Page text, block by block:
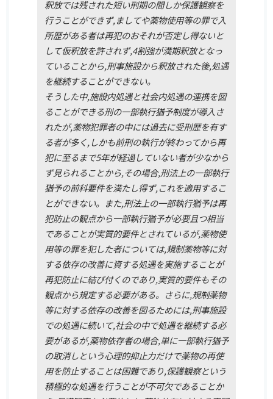
釈放では残された短い刑期の間しか保護観察を
行うことができず,ましてや薬物使用等の罪で入
所歴がある者は再犯のおそれが否定し得ないと
して仮釈放を許されず,4割強が満期釈放となっ
ていることから,刑事施設から釈放された後,処遇
を継続することができない。
そうした中,施設内処遇と社会内処遇の連携を図
ることができる刑の一部執行猶予制度が導入さ
れたが,薬物犯罪者の中には過去に受刑歴を有す
る者が多く,しかも前刑の執行が終わってから再
犯に至るまで5年が経過していない者が少なから
ず見られることから,その場合,刑法上の一部執行
猶予の前科要件を満たし得ず,これを適用するこ
とができない。また,刑法上の一部執行猶予は再
犯防止の観点から一部執行猶予が必要且つ相当
であることが実質的要件とされているが,薬物使
用等の罪を犯した者については,規制薬物等に対
する依存の改善に資する処遇を実施することが
再犯防止に結び付くのであり,実質的要件もその
観点から規定する必要がある。さらに,規制薬物
等に対する依存の改善を図るためには,刑事施設
での処遇に続いて,社会の中で処遇を継続する必
要があるが,薬物依存者の場合,単に一部執行猶予
の取消しという心理的抑止力だけで薬物の再使
用を防止することは困難であり,保護観察という
積極的な処遇を行うことが不可欠であることか